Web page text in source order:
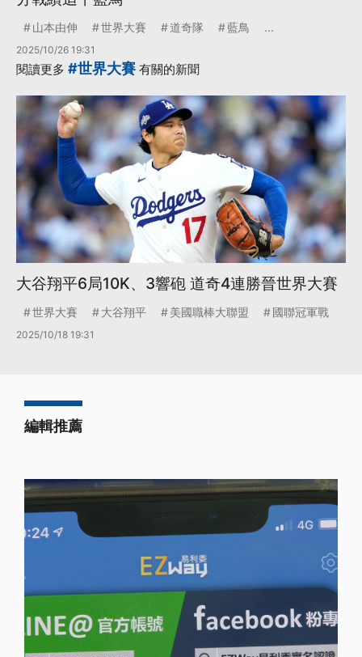
山本由伸 世界大賽 道奇隊 藍鳥 ...
2025/10/26 19:31
閱讀更多 #世界大賽 有關的新聞
大谷翔平6局10K、3響砲 道奇4連勝晉世界大賽
世界大賽 大谷翔平 美國職棒大聯盟 國聯冠軍戰
2025/10/18 19:31
編輯推薦